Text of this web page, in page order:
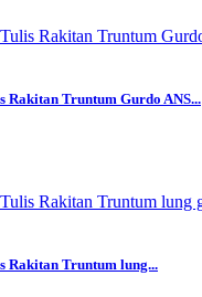
Rakitan Truntum Gurdo ANS...
Rakitan Truntum lung...